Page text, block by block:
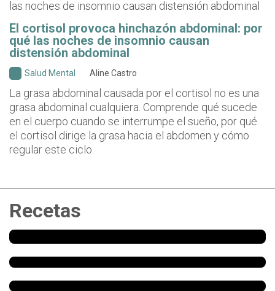
El cortisol provoca hinchazón abdominal: por
qué las noches de insomnio causan
distensión abdominal
Salud Mental Aline Castro
La grasa abdominal causada por el cortisol no es una
grasa abdominal cualquiera. Comprende qué sucede
en el cuerpo cuando se interrumpe el sueño, por qué
el cortisol dirige la grasa hacia el abdomen y cómo
regular este ciclo.
Recetas